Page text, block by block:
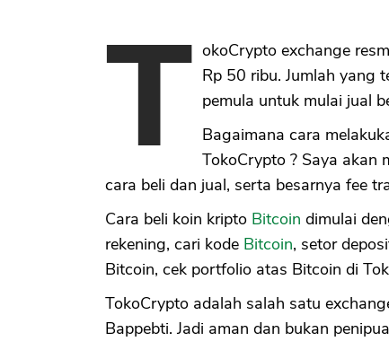
T okoCrypto exchange
Rp 50 ribu. Jumlah yang
pemula untuk mulai jual
Bagaimana cara
TokoCrypto ? Saya akan
cara beli dan jual, serta besarnya fee
Cara beli koin kripto Bitcoin dimulai
rekening, cari kode Bitcoin, setor
Bitcoin, cek portfolio atas Bitcoin di
TokoCrypto adalah salah satu
Bappebti. Jadi aman dan bukan